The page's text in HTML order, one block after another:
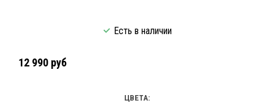
Есть в наличии
12 990 руб
ЦВЕТА: